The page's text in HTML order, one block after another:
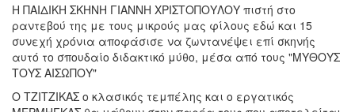
Η ΠΑΙΔΙΚΗ ΣΚΗΝΗ ΓΙΑΝΝΗ ΧΡΙΣΤΟΠΟΥΛΟΥ πιστή στο
ραντεβού της με τους μικρούς μας φίλους εδώ και 15
συνεχή χρόνια αποφάσισε να ζωντανέψει επί σκηνής
αυτό το σπουδαίο διδακτικό μύθο, μέσα από τους "ΜΥΘΟΥΣ
ΤΟΥΣ ΑΙΣΩΠΟΥ"
Ο ΤΖΙΤΖΙΚΑΣ ο κλασικός τεμπέλης και ο εργατικός